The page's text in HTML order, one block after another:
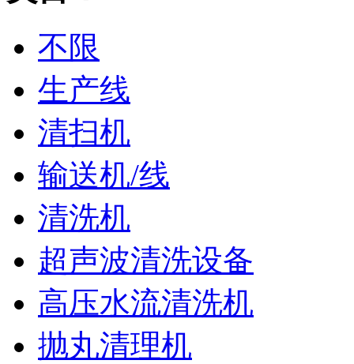
不限
生产线
清扫机
输送机/线
清洗机
超声波清洗设备
高压水流清洗机
抛丸清理机